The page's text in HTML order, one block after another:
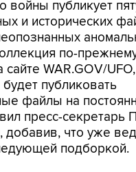
по-
WAR.GOV/
публиковать
файлы на
пресс-секретарь
что уже
подборкой.
публикациях, в